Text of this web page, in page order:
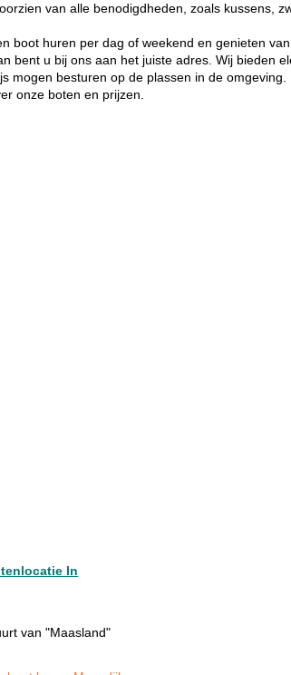
van alle benodigdheden, zoals kussens,
boot huren per dag of weekend en genieten
bent u bij ons aan het juiste adres. Wij bieden
mogen besturen op de plassen in de
onze boten en prijzen.
In
van "Maasland"